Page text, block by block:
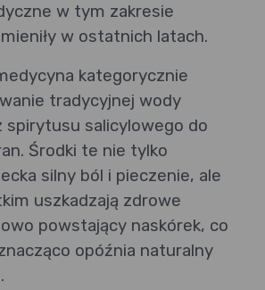
w tym zakresie
w ostatnich latach.
kategorycznie
tradycyjnej wody
spirytusu salicylowego do
Środki te nie tylko
silny ból i pieczenie, ale
uszkadzają zdrowe
powstający naskórek, co
opóźnia naturalny